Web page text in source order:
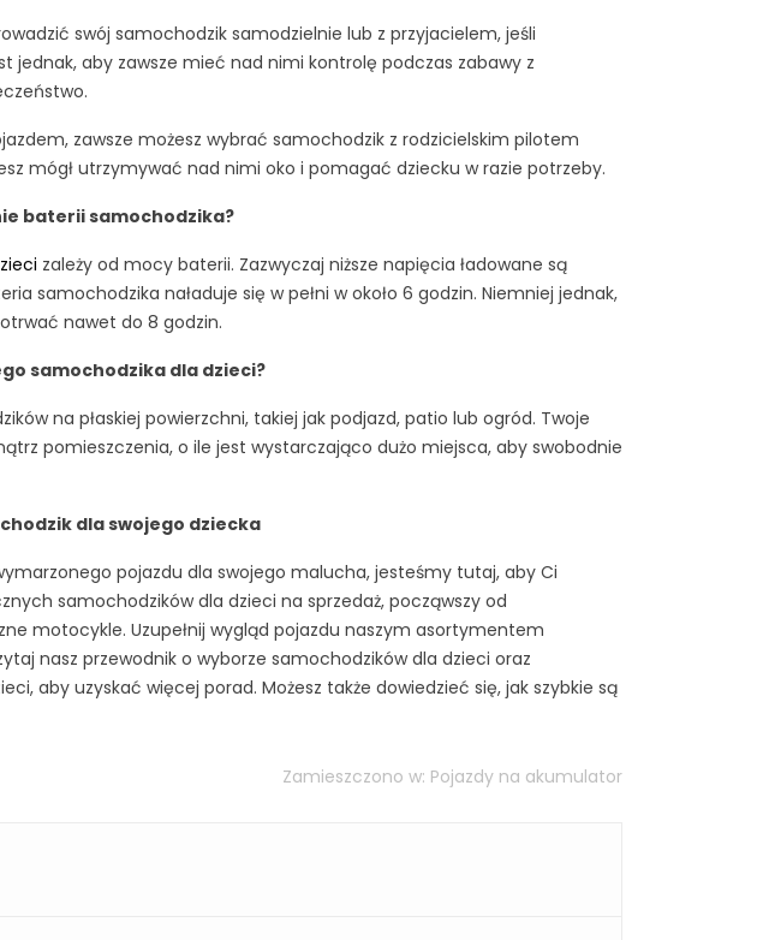
swój samochodzik samodzielnie lub z przyjacielem, jeśli
jednak, aby zawsze mieć nad nimi kontrolę podczas zabawy z
zawsze możesz wybrać samochodzik z rodzicielskim pilotem
mógł utrzymywać nad nimi oko i pomagać dziecku w razie potrzeby.
baterii samochodzika?
zależy od mocy baterii. Zazwyczaj niższe napięcia ładowane są
samochodzika naładuje się w pełni w około 6 godzin. Niemniej jednak,
nawet do 8 godzin.
samochodzika dla dzieci?
na płaskiej powierzchni, takiej jak podjazd, patio lub ogród. Twoje
pomieszczenia, o ile jest wystarczająco dużo miejsca, aby swobodnie
dla swojego dziecka
pojazdu dla swojego malucha, jesteśmy tutaj, aby Ci
samochodzików dla dzieci na sprzedaż, począwszy od
motocykle. Uzupełnij wygląd pojazdu naszym asortymentem
nasz przewodnik o wyborze samochodzików dla dzieci oraz
aby uzyskać więcej porad. Możesz także dowiedzieć się, jak szybkie są
Zamieszczono w: Pojazdy na akumulator